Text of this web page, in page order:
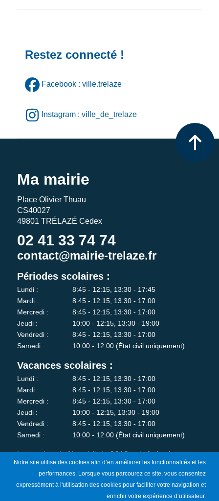
Restez connecté !
Facebook : ville.trelaze
Instagram : ville_de_trelaze
Ma mairie
Place Olivier Thuau
CS40027
49801 TRÉLAZÉ Cedex
02 41 33 74 74
contact@mairie-trelaze.fr
Périodes scolaires :
Lundi :
8:45 - 12:15, 13:30 - 17:45
Mardi :
8:45 - 12:15, 13:30 - 17:00
Mercredi :
8:45 - 12:15, 13:30 - 17:00
Jeudi :
10:00 - 12:15, 13:30 - 19:00
Vendredi :
8:45 - 12:15, 13:30 - 17:00
Samedi :
10:00 - 12:00 (État civil uniquement)
Vacances scolaires :
Lundi :
8:45 - 12:15, 13:30 - 17:00
Mardi :
8:45 - 12:15, 13:30 - 17:00
Mercredi :
8:45 - 12:15, 13:30 - 17:00
Jeudi :
10:00 - 12:15, 13:30 - 19:00
Vendredi :
8:45 - 12:15, 13:30 - 17:00
Samedi :
10:00 - 12:00 (État civil uniquement)
Les services de l'état-civil, du CCAS et de l'urbanisme sont
fermés au public le lundi matin.
Je m'abonne à la newsletter
Notre site utilise des cookies afin d’en améliorer les fonctionnalités et les
performances. Lorsque vous parcourez ce site, vous consentez
expressément à l'utilisation des cookies pour faciliter votre navigation et
enrichir votre expérience d’utilisateur.